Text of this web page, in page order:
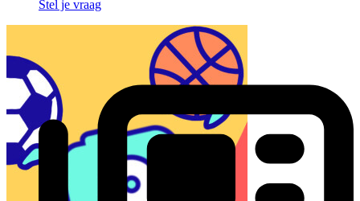
Stel je vraag